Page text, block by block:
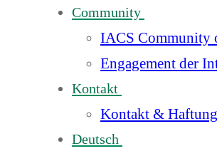
Community
IACS Community
Engagement der
Kontakt
Kontakt &
Deutsch